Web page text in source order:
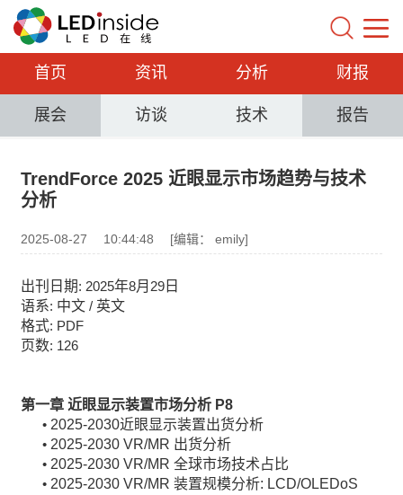
首页 资讯 分析 财报
展会 访谈 技术 报告
TrendForce 2025 近眼显示市场趋势与技术
分析
2025-08-27 10:44:48 [编辑： emily]
出刊日期: 2025年8月 29 日
语系: 中文 / 英文
格式: PDF
页数: 126
第一章 近眼显示装置市场分析 P8
• 2025-2030近眼显示装置出货分析
• 2025-2030 VR/MR 出货分析
• 2025-2030 VR/MR 全球市场技术占比
• 2025-2030 VR/MR 装置规模分析: LCD/OLEDoS